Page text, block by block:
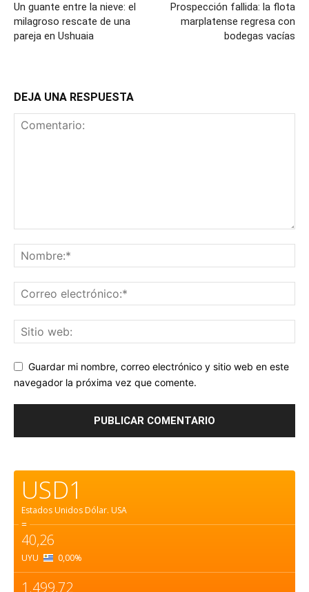
Un guante entre la nieve: el
milagroso rescate de una
pareja en Ushuaia
Prospección fallida: la flota
marplatense regresa con
bodegas vacías
DEJA UNA RESPUESTA
Guardar mi nombre, correo electrónico y sitio web en este
navegador la próxima vez que comente.
USD1
Estados Unidos Dólar. USA
=
40,26
UYU 0,00%
1.499,72